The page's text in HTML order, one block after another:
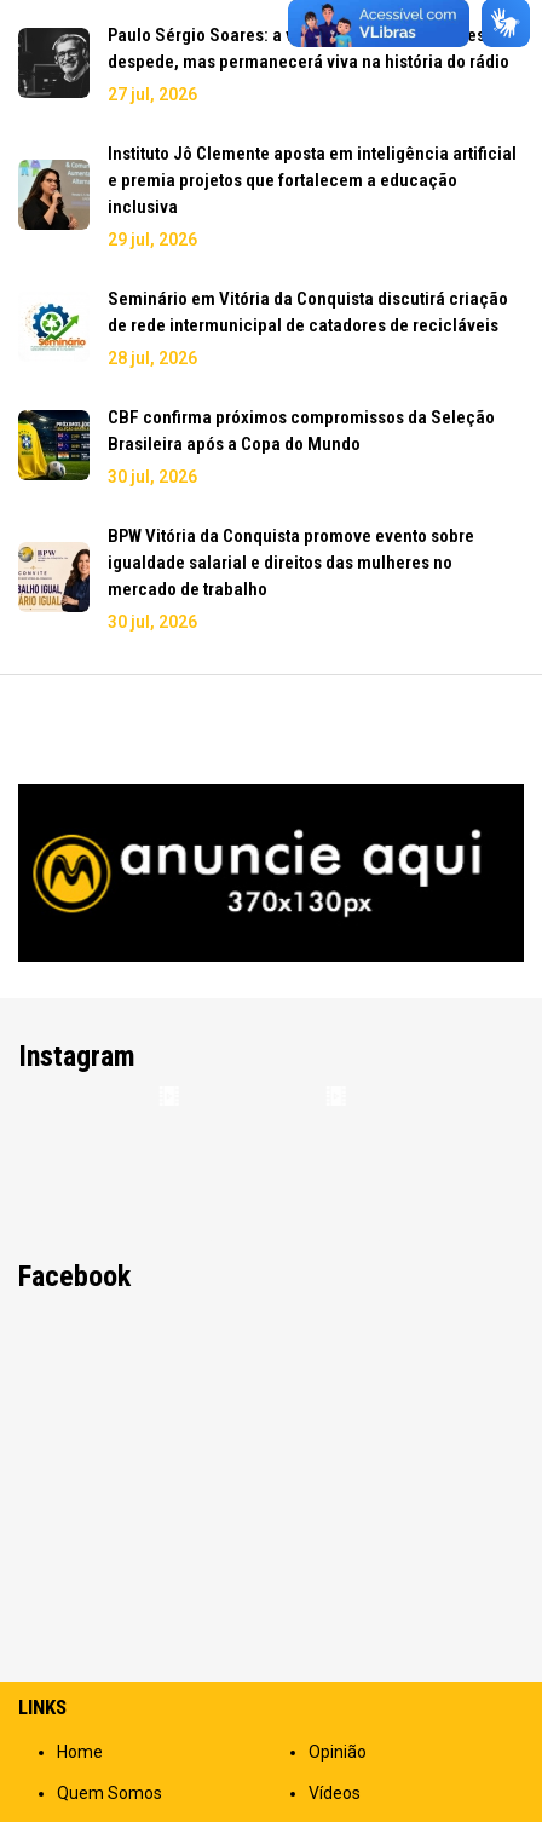
Paulo Sérgio Soares: a voz que marcou gerações se
despede, mas permanecerá viva na história do rádio
27 jul, 2026
Instituto Jô Clemente aposta em inteligência artificial
e premia projetos que fortalecem a educação
inclusiva
29 jul, 2026
Seminário em Vitória da Conquista discutirá criação
de rede intermunicipal de catadores de recicláveis
28 jul, 2026
CBF confirma próximos compromissos da Seleção
Brasileira após a Copa do Mundo
30 jul, 2026
BPW Vitória da Conquista promove evento sobre
igualdade salarial e direitos das mulheres no
mercado de trabalho
30 jul, 2026
Instagram
Facebook
LINKS
Home
Quem Somos
Opinião
Vídeos